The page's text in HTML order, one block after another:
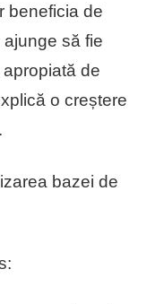
beneficia de
să fie
de
o creștere
bazei de